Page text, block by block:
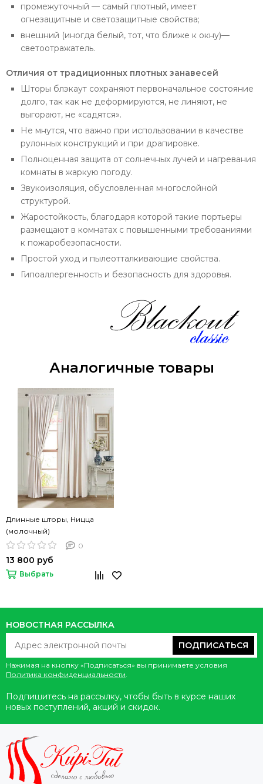
промежуточный — самый плотный, имеет
огнезащитные и светозащитные свойства;
внешний (иногда белый, тот, что ближе к окну)—
светоотражатель.
Отличия от традиционных плотных занавесей
Шторы блэкаут сохраняют первоначальное состояние
долго, так как не деформируются, не линяют, не
выгорают, не «садятся».
Не мнутся, что важно при использовании в качестве
рулонных конструкций и при драпировке.
Полноценная защита от солнечных лучей и нагревания
комнаты в жаркую погоду.
Звукоизоляция, обусловленная многослойной
структурой.
Жаростойкость, благодаря которой такие портьеры
размещают в комнатах с повышенными требованиями
к пожаробезопасности.
Простой уход и пылеотталкивающие свойства.
Гипоаллергенность и безопасность для здоровья.
Аналогичные товары
Длинные шторы, Ницца
(молочный)
0
13 800 руб
Выбрать
НОВОСТНАЯ РАССЫЛКА
ПОДПИСАТЬСЯ
Нажимая на кнопку «Подписаться» вы принимаете условия
Политика конфиденциальности
Подпишитесь на рассылку, чтобы быть в курсе наших
новых поступлений, акций и скидок.